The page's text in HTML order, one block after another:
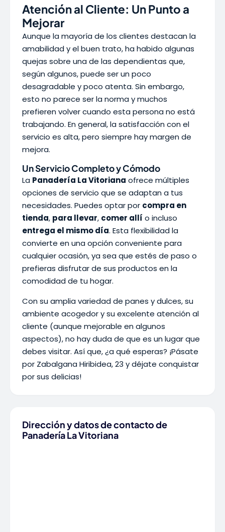
Atención al Cliente: Un Punto a
Mejorar
Aunque la mayoría de los clientes destacan la
amabilidad y el buen trato, ha habido algunas
quejas sobre una de las dependientas que,
según algunos, puede ser un poco
desagradable y poco atenta. Sin embargo,
esto no parece ser la norma y muchos
prefieren volver cuando esta persona no está
trabajando. En general, la satisfacción con el
servicio es alta, pero siempre hay margen de
mejora.
Un Servicio Completo y Cómodo
La Panadería La Vitoriana ofrece múltiples
opciones de servicio que se adaptan a tus
necesidades. Puedes optar por compra en
tienda, para llevar, comer allí o incluso
entrega el mismo día. Esta flexibilidad la
convierte en una opción conveniente para
cualquier ocasión, ya sea que estés de paso o
prefieras disfrutar de sus productos en la
comodidad de tu hogar.
Con su amplia variedad de panes y dulces, su
ambiente acogedor y su excelente atención al
cliente (aunque mejorable en algunos
aspectos), no hay duda de que es un lugar que
debes visitar. Así que, ¿a qué esperas? ¡Pásate
por Zabalgana Hiribidea, 23 y déjate conquistar
por sus delicias!
Dirección y datos de contacto de
Panadería La Vitoriana